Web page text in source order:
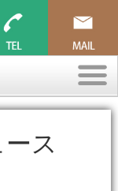
ース